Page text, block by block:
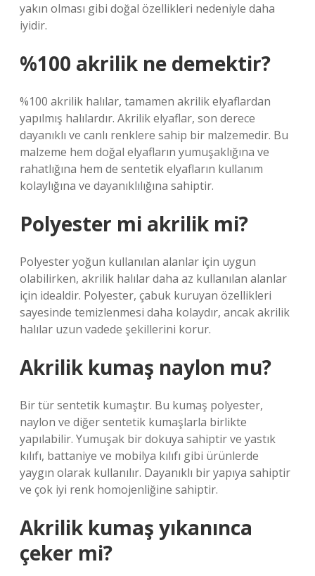
yakın olması gibi doğal özellikleri nedeniyle daha
iyidir.
%100 akrilik ne demektir?
%100 akrilik halılar, tamamen akrilik elyaflardan
yapılmış halılardır. Akrilik elyaflar, son derece
dayanıklı ve canlı renklere sahip bir malzemedir. Bu
malzeme hem doğal elyafların yumuşaklığına ve
rahatlığına hem de sentetik elyafların kullanım
kolaylığına ve dayanıklılığına sahiptir.
Polyester mi akrilik mi?
Polyester yoğun kullanılan alanlar için uygun
olabilirken, akrilik halılar daha az kullanılan alanlar
için idealdir. Polyester, çabuk kuruyan özellikleri
sayesinde temizlenmesi daha kolaydır, ancak akrilik
halılar uzun vadede şekillerini korur.
Akrilik kumaş naylon mu?
Bir tür sentetik kumaştır. Bu kumaş polyester,
naylon ve diğer sentetik kumaşlarla birlikte
yapılabilir. Yumuşak bir dokuya sahiptir ve yastık
kılıfı, battaniye ve mobilya kılıfı gibi ürünlerde
yaygın olarak kullanılır. Dayanıklı bir yapıya sahiptir
ve çok iyi renk homojenliğine sahiptir.
Akrilik kumaş yıkanınca
çeker mi?